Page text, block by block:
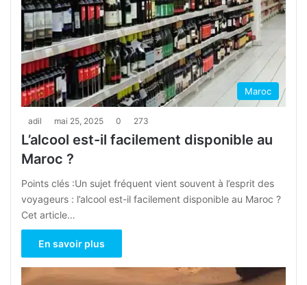
Maroc
adil mai 25, 2025 0 273
L’alcool est-il facilement disponible au
Maroc ?
Points clés :Un sujet fréquent vient souvent à l’esprit des
voyageurs : l’alcool est-il facilement disponible au Maroc ?
Cet article…
En savoir plus